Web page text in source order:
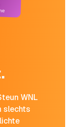
WNL
slechts